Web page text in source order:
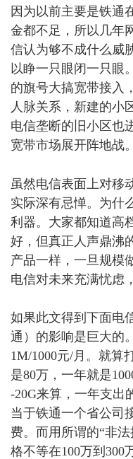
因为以前主要是铁通
金都不足，所以几年
信认为够不成什么威
以睁一只眼闭一只眼
的旗号大搞宽带接入
人脉关系，新建的小
电信垄断的旧小区也
宽带市场展开阵地战。
虽然电信表面上对移
实际深有忌惮。为什
利器。大家都知道高
好，但真正人声鼎沸
产品一样，一旦规模
电信对未来充满忧虑
如果此文得到下面电
通）的影响是巨大的
1M/1000元/月。就算
是80万，一年就是
-20G来算，一年支出
当于铁通一个省公司
费。而用所谓的“非
格不等在100万到300